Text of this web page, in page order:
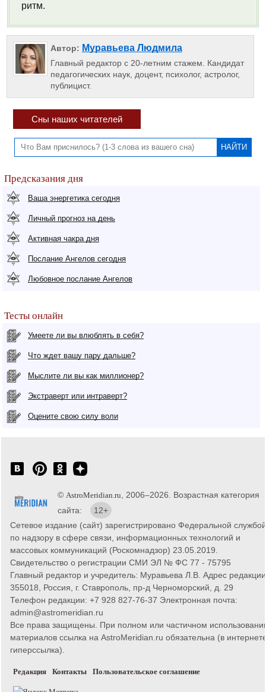
ритм.
Автор: Муравьева Людмила
Главный редактор с 20-летним стажем. Кандидат
педагогических наук, доцент, психолог, астролог,
публицист.
Сны наших читателей
Предсказания дня
Ваша энергетика сегодня
Личный прогноз на день
Активная чакра дня
Послание Ангелов сегодня
Любовное послание Ангелов
Тесты онлайн
Умеете ли вы влюблять в себя?
Что ждет вашу пару дальше?
Мыслите ли вы как миллионер?
Экстраверт или интраверт?
Оцените свою силу воли
© AstroMeridian.ru , 2006–2026. Возрастная категория
сайта:
12+
Сетевое издание (сайт) зарегистрировано Федеральной службой
по надзору в сфере связи, информационных технологий и
массовых коммуникаций (Роскомнадзор) 23.05.2019.
Свидетельство о регистрации СМИ ЭЛ № ФС 77 - 75795
Главный редактор и учредитель: Муравьева Л.В. Адрес
355018, Россия, г. Ставрополь, пр-д Черноморский, д. 29
Телефон редакции: +7 928 827-76-37 Электронная почта:
admin@astromeridian.ru
Все права защищены. При полном или частичном
материалов ссылка на AstroMeridian.ru обязательна (в
гиперссылка).
Редакция Контакты Пользовательское соглашение